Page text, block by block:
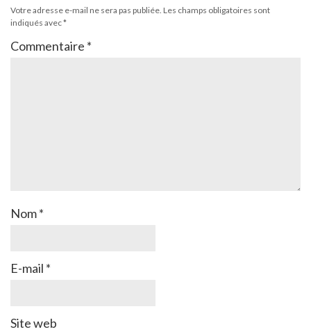
Votre adresse e-mail ne sera pas publiée. Les champs obligatoires sont
indiqués avec*
Commentaire *
Nom*
E-mail *
Site web